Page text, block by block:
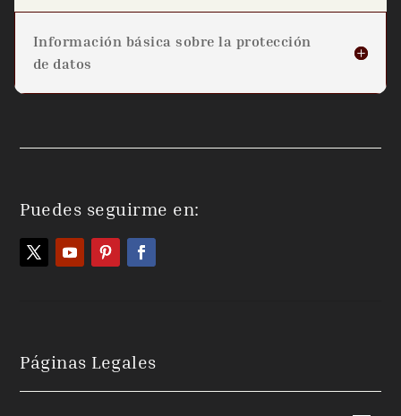
Información básica sobre la protección
de datos
Puedes seguirme en:
Páginas Legales